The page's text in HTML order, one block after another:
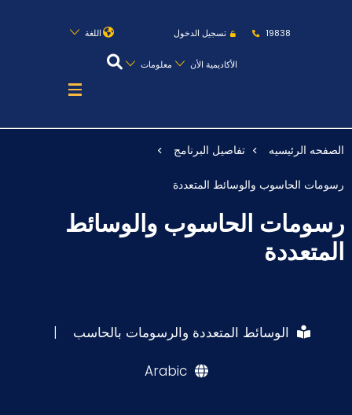
19838 تسجيل الدخول اللغة
الأكاديمية الأن معلومات
عن الأكاديمية
النقل البحري
القبول والتسجيل
الدراسات الأكاديمية
البحث العلمي
المجمعات
الصفحه الرئيسيه تفاصيل البرنامج
رسومات الحاسوب والوسائط المتعددة
رسومات الحاسوب والوسائط
المتعددة
الوسائط المتعددة والرسومات بالحاسب
Arabic